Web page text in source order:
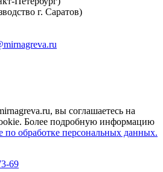
г. Саратов)
вы соглашаетесь на
Более подробную информацию
по обработке персональных данных.